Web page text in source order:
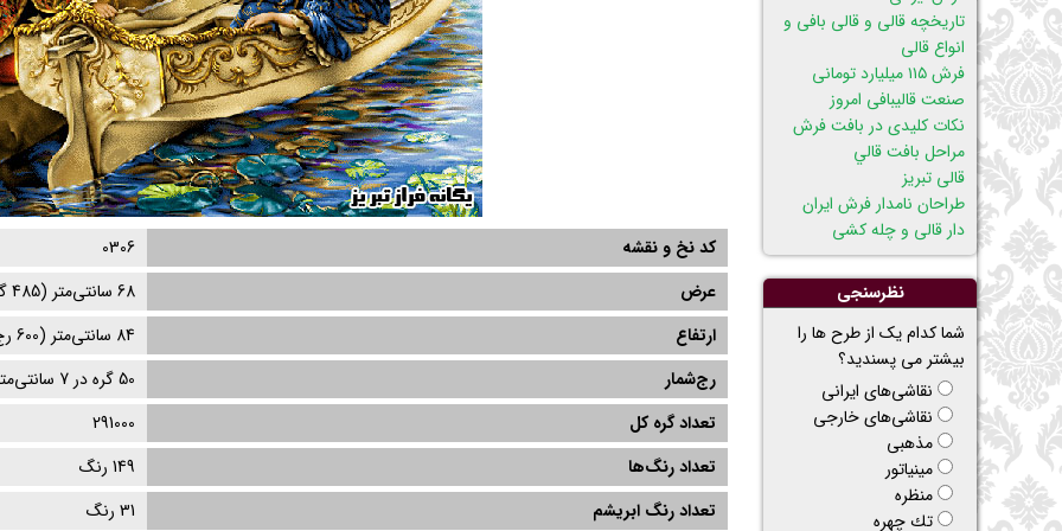
کد نخ و نقشه
0306
عرض
68 سانتی‌متر (485
ارتفاع
84 سانتی‌متر (600
رج‌شمار
50 گره در 7 سانتی‌متر
تعداد گره کل
291000
تعداد رنگ‌ها
149 رنگ
تعداد رنگ ابریشم
31 رنگ
تاریخچه قالی و قالی بافی و
انواع قالی
فرش ۱۱۵ میلیارد تومانی
صنعت قالیبافی امروز
نکات کلیدی در بافت فرش
مراحل بافت قالي
قالی تبریز
طراحان نامدار فرش ایران
دار قالی و چله کشی
نظرسنجی
شما کدام یک از طرح ها را
بیشتر می پسندید؟
نقاشی‌های ایرانی
نقاشی‌های خارجی
مذهبی
مینیاتور
منظره
تك چهره